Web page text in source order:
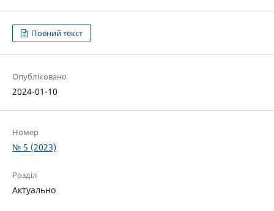
Повний текст
Опубліковано
2024-01-10
Номер
№ 5 (2023)
Розділ
Актуально